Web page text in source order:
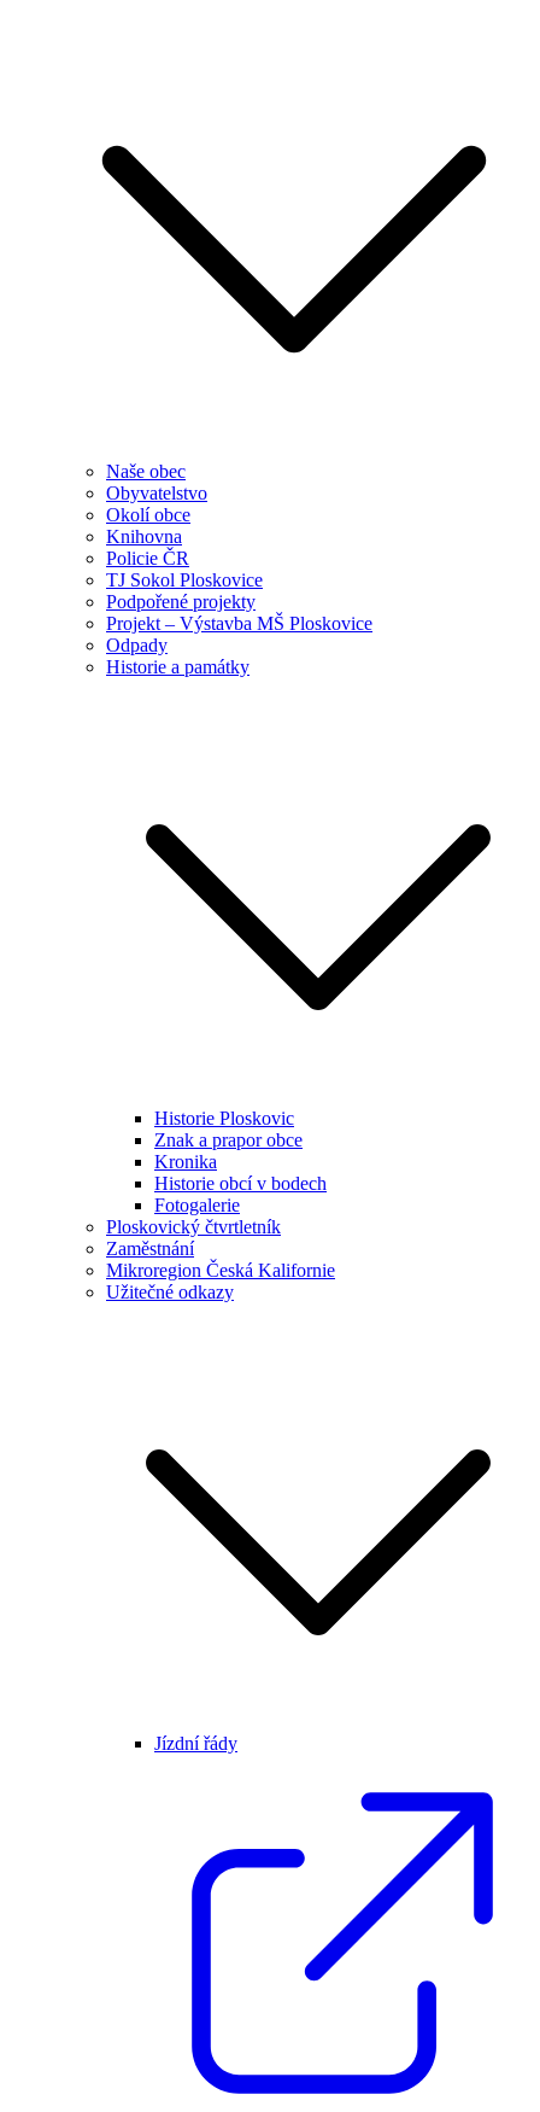
Naše obec
Obyvatelstvo
Okolí obce
Knihovna
Policie ČR
TJ Sokol Ploskovice
Podpořené projekty
Projekt – Výstavba MŠ Ploskovice
Odpady
Historie a památky
Historie Ploskovic
Znak a prapor obce
Kronika
Historie obcí v bodech
Fotogalerie
Ploskovický čtvrtletník
Zaměstnání
Mikroregion Česká Kalifornie
Užitečné odkazy
Jízdní řády